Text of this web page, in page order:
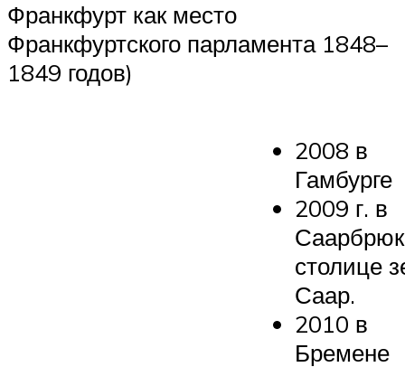
Франкфурт как место
Франкфуртского парламента 1848–
1849 годов)
2008 в
Гамбурге
2009 г. в
столице
Саар.
2010 в
Бремене